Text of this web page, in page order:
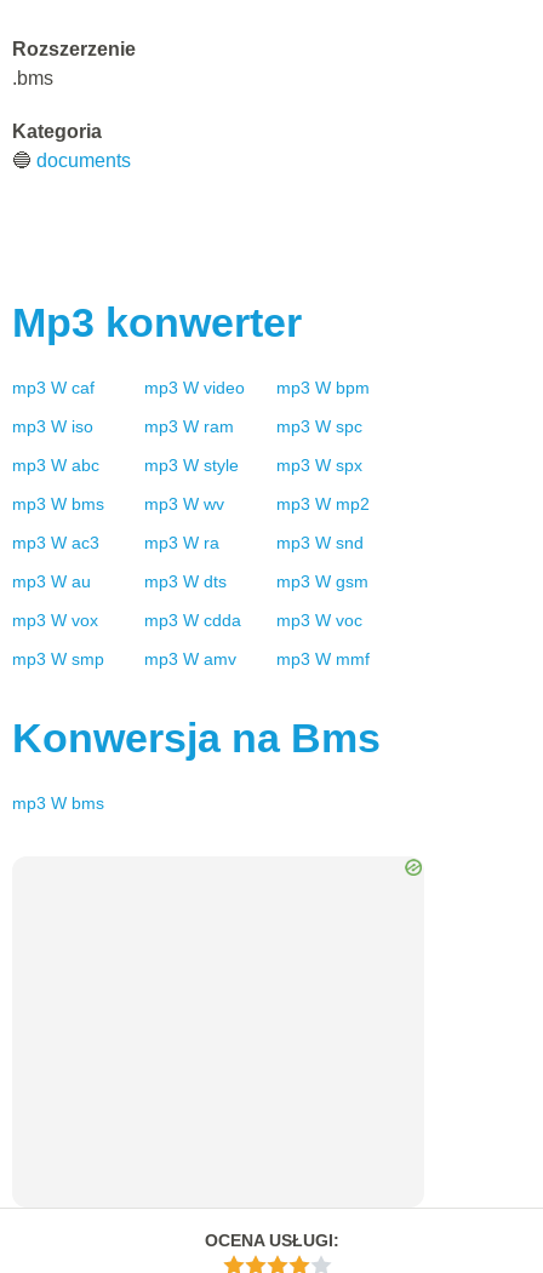
Rozszerzenie
.bms
Kategoria
🔵 documents
Mp3 konwerter
mp3 W caf mp3 W video mp3 W bpm
mp3 W iso mp3 W ram mp3 W spc
mp3 W abc mp3 W style mp3 W spx
mp3 W bms mp3 W wv mp3 W mp2
mp3 W ac3 mp3 W ra mp3 W snd
mp3 W au mp3 W dts mp3 W gsm
mp3 W vox mp3 W cdda mp3 W voc
mp3 W smp mp3 W amv mp3 W mmf
Konwersja na Bms
mp3 W bms
OCENA USŁUGI: